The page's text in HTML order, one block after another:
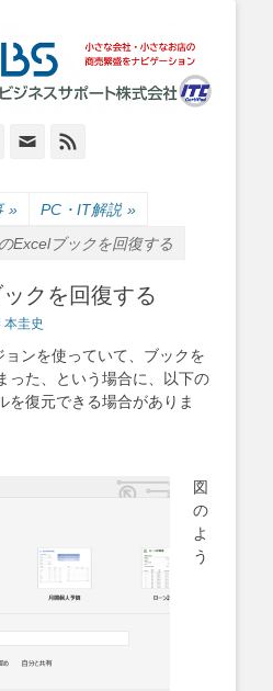
岸本ビジネスサポ
ート株式会社
のIT経営をナビゲーション
Facebook
Email
» PC・IT解説 »
Excelブックを回復する
クを回復する
本圭史
ンを使っていて、ブックを
った、という場合に、以下の
を復元できる場合がありま
図
の
よ
う